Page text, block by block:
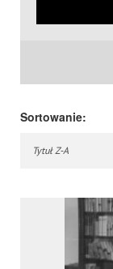
Sortowanie:
Tytuł Z-A